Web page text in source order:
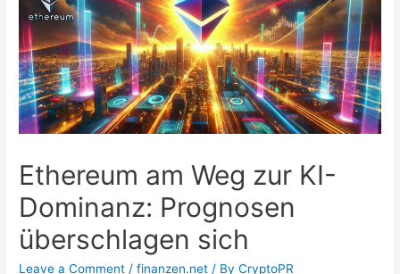
Ethereum am Weg zur KI-
Dominanz: Prognosen
überschlagen sich
Leave a Comment /finanzen.net / ByCryptoPR